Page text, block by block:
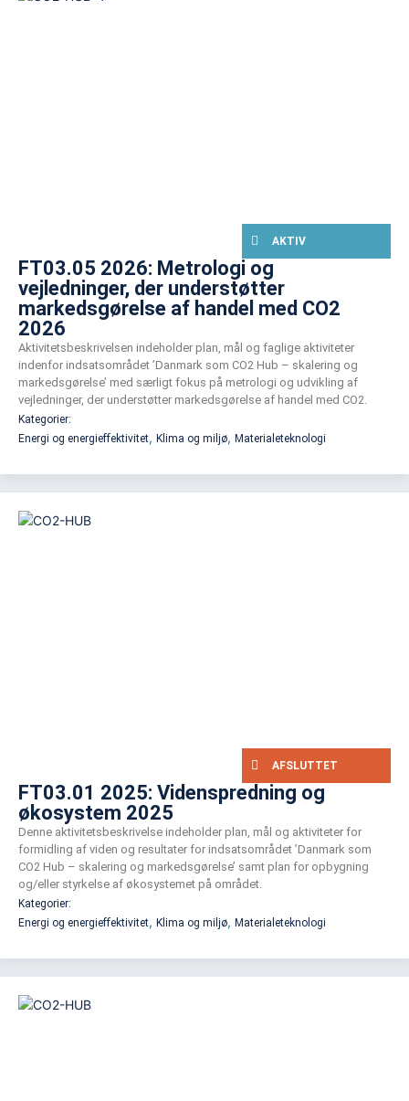
AKTIV
FT03.05 2026: Metrologi og
vejledninger, der understøtter
markedsgørelse af handel med CO2
2026
Aktivitetsbeskrivelsen indeholder plan, mål og faglige aktiviteter
indenfor indsatsområdet ’Danmark som CO2 Hub – skalering og
markedsgørelse’ med særligt fokus på metrologi og udvikling af
vejledninger, der understøtter markedsgørelse af handel med CO2.
Kategorier:
Energi og energieffektivitet, Klima og miljø, Materialeteknologi
AFSLUTTET
FT03.01 2025: Videnspredning og
økosystem 2025
Denne aktivitetsbeskrivelse indeholder plan, mål og aktiviteter for
formidling af viden og resultater for indsatsområdet ’Danmark som
CO2 Hub – skalering og markedsgørelse’ samt plan for opbygning
og/eller styrkelse af økosystemet på området.
Kategorier:
Energi og energieffektivitet, Klima og miljø, Materialeteknologi